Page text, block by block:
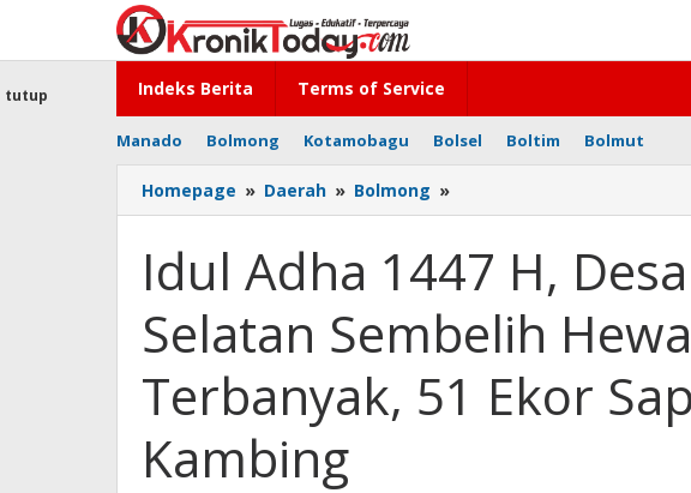
konten
Indeks Berita Terms of Service
Manado Bolmong Kotamobagu Bolsel Boltim Bolmut
tutup
Homepage » Daerah » Bolmong »
Adha
H,
Desa
Tanoyan
Selatan
Hewan
Qurban
Idul Adha 1447 H,
Selatan Sembelih
Terbanyak, 51 Ekor
Kambing